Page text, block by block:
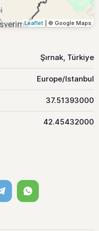
Leaflet | © Google Maps
Şırnak, Türkiye
Europe/Istanbul
37.51393000
42.45432000
TelegramWhatsapp